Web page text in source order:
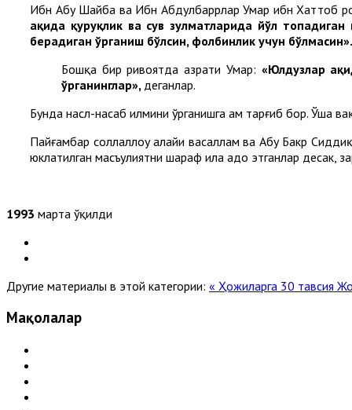
Ибн Абу Шайба ва Ибн Абдулбаррлар Умар ибн Хаттоб
ҳақида қуруқлик ва сув зулматларида йўл
берадиган ўрганиш бўлсин, фолбинлик учун бўлмасин».
Бошқа бир ривоятда ҳазрати Умар: «Юлдузлар
ўрганинглар», деганлар.
Бунда насл-насаб илмини ўрганишга ҳам тарғиб бор. Ўша
Пайғамбар соллаллоҳу алайҳи васаллам ва Абу Бакр
юклатилган масъулиятни шараф ила адо этганлар десак,
1993 марта ўқилди
Другие материалы в этой категории: « Ҳожиларга 30 тавсия
Мақолалар